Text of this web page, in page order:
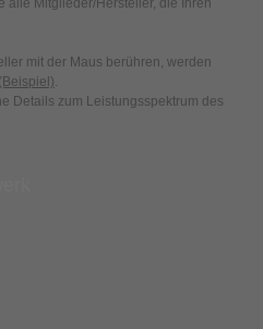
alle Mitglieder/Hersteller, die Ihren
mit der Maus berühren, werden
(Beispiel).
Details zum Leistungsspektrum des